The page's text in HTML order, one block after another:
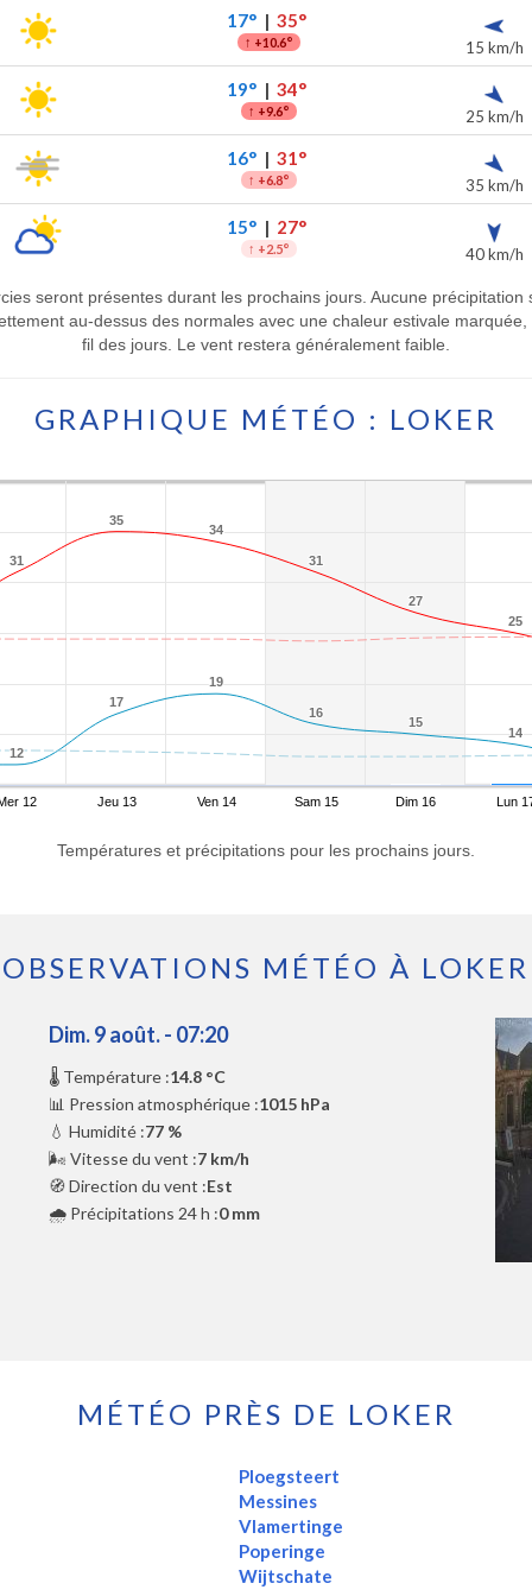
17°| 35°
↑ +10.6° 15 km/h
19°| 34°
↑ +9.6° 25 km/h
16°| 31°
↑ +6.8° 35 km/h
15°| 27°
↑ +2.5° 40 km/h
seront présentes durant les prochains jours. Aucune précipitation
au-dessus des normales avec une chaleur estivale
fil des jours. Le vent restera généralement faible.
GRAPHIQUE MÉTÉO : LOKER
31
31
35
35
34
34
31
31
27
27
25
25
12
12
17
17
19
19
16
16
15
15
14
14
12 Jeu 13 Ven 14 Sam 15 Dim 16 Lun
Températures et précipitations pour les prochains jours.
OBSERVATIONS MÉTÉO À LOKER
Dim. 9 août. - 07:20
🌡️ Température :14.8 °C
📊 Pression atmosphérique :1015 hPa
💧 Humidité :77 %
🌬️ Vitesse du vent :7 km/h
🧭 Direction du vent :Est
🌧️ Précipitations 24 h :0 mm
MÉTÉO PRÈS DE LOKER
Ploegsteert
Messines
Vlamertinge
Poperinge
Wijtschate